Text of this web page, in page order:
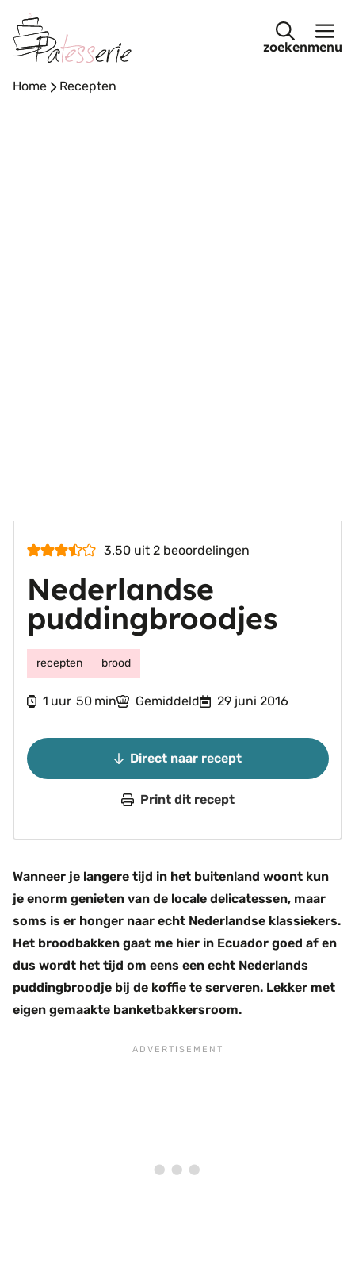
naar
de
menu
Home - Recepten
3.50 uit 2 beoordelingen
Nederlandse
puddingbroodjes
recepten brood
1uur
uur 50minuten
min Gemiddeld 29 juni 2016
Direct naar recept
Print dit recept
Wanneer je langere tijd in het buitenland woont kun
je enorm genieten van de locale delicatessen, maar
soms is er honger naar echt Nederlandse klassiekers.
Het broodbakken gaat me hier in Ecuador goed af en
dus wordt het tijd om eens een echt Nederlands
puddingbroodje bij de koffie te serveren. Lekker met
eigen gemaakte banketbakkersroom.